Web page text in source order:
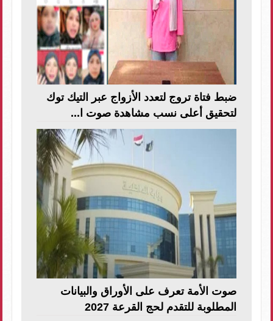
ضبط فتاة تروج لتعدد الأزواج عبر التيك توك
لتحقيق أعلى نسب مشاهدة صوت ا...
صوت الأمة تعرف على الأوراق والبيانات
المطلوبة للتقدم لحج القرعة 2027